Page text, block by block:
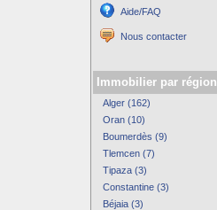
Aide/FAQ
Nous contacter
Immobilier par région
Alger (162)
Oran (10)
Boumerdès (9)
Tlemcen (7)
Tipaza (3)
Constantine (3)
Béjaia (3)